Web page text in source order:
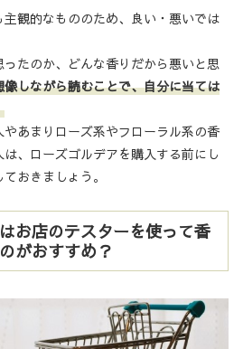
観的なもののため、良い・悪いでは
たのか、どんな香りだから悪いと思
しながら読むことで、自分に当ては
あまりローズ系やフローラル系の香
、ローズゴルデアを購入する前にし
おきましょう。
お店のテスターを使って香
がおすすめ？